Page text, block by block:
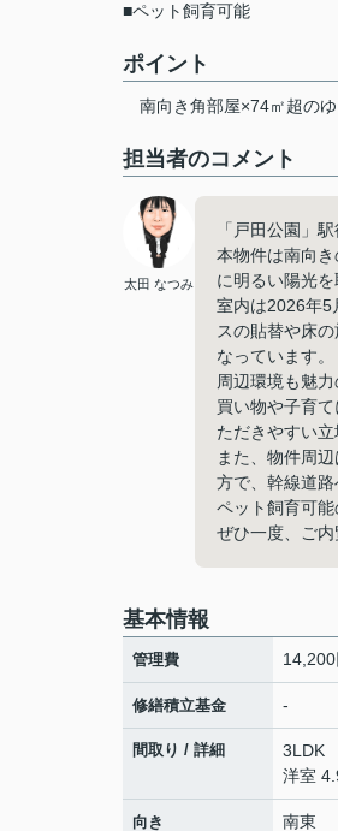
■ペット飼育可能
ポイント
南向き角部屋×74㎡超の
担当者のコメント
太田 なつみ
「戸田公園」
本物件は南向
に明るい陽光
室内は2026年5
スの貼替や床
なっています。
周辺環境も魅
買い物や子育
ただきやすい立
また、物件周
方で、幹線道
ペット飼育可
ぜひ一度、ご内
基本情報
管理費 14,200
修繕積立基金 -
間取り / 詳細
3LDK
洋室
向き 南東